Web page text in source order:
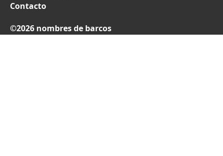
Contacto
©2026 nombres de barcos